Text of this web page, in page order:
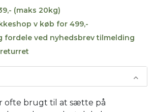
(maks 20kg)
v køb for 499,-
fordele ved nyhedsbrev tilmelding
ofte brugt til at sætte på